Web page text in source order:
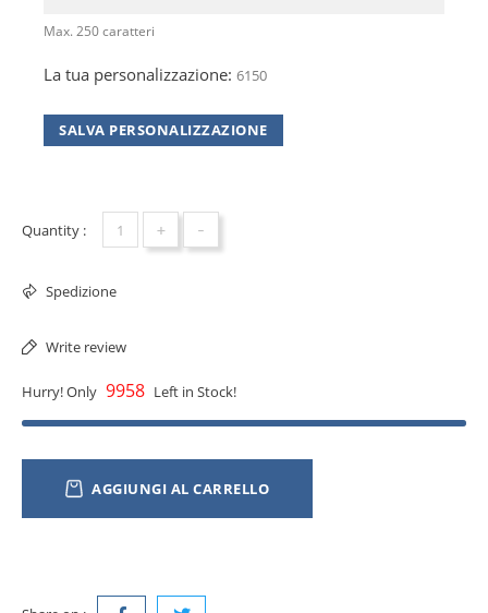
Max. 250 caratteri
La tua personalizzazione: 6150
SALVA PERSONALIZZAZIONE
Quantity : + -
Spedizione
Write review
Hurry! Only 9958 Left in Stock!
AGGIUNGI AL CARRELLO